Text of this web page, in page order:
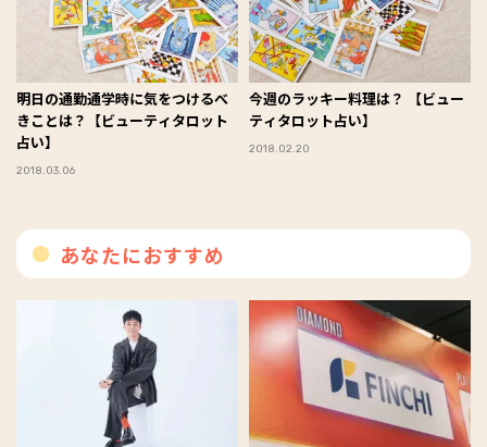
明日の通勤通学時に気をつけるべ
きことは？【ビューティタロット
占い】
2018.03.06
今週のラッキー料理は？ 【ビュー
ティタロット占い】
2018.02.20
あなたにおすすめ